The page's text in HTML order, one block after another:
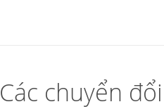
Các chuyển